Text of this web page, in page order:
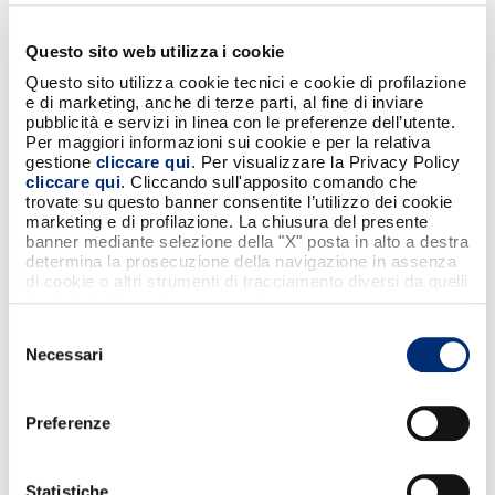
Questo sito web utilizza i cookie
Questo sito utilizza cookie tecnici e cookie di profilazione
e di marketing, anche di terze parti, al fine di inviare
pubblicità e servizi in linea con le preferenze dell’utente.
Per maggiori informazioni sui cookie e per la relativa
gestione cliccare qui. Per visualizzare la Privacy Policy
cliccare qui. Cliccando sull'apposito comando che
trovate su questo banner consentite l’utilizzo dei cookie
marketing e di profilazione. La chiusura del presente
banner mediante selezione della "X" posta in alto a destra
determina la prosecuzione della navigazione in assenza
di cookie o altri strumenti di tracciamento diversi da quelli
delNecessari
Preferenze
Statistiche
Pagamenti digitali con BANCOMAT Pay